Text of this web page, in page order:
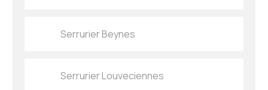
Serrurier Beynes
Serrurier Louveciennes